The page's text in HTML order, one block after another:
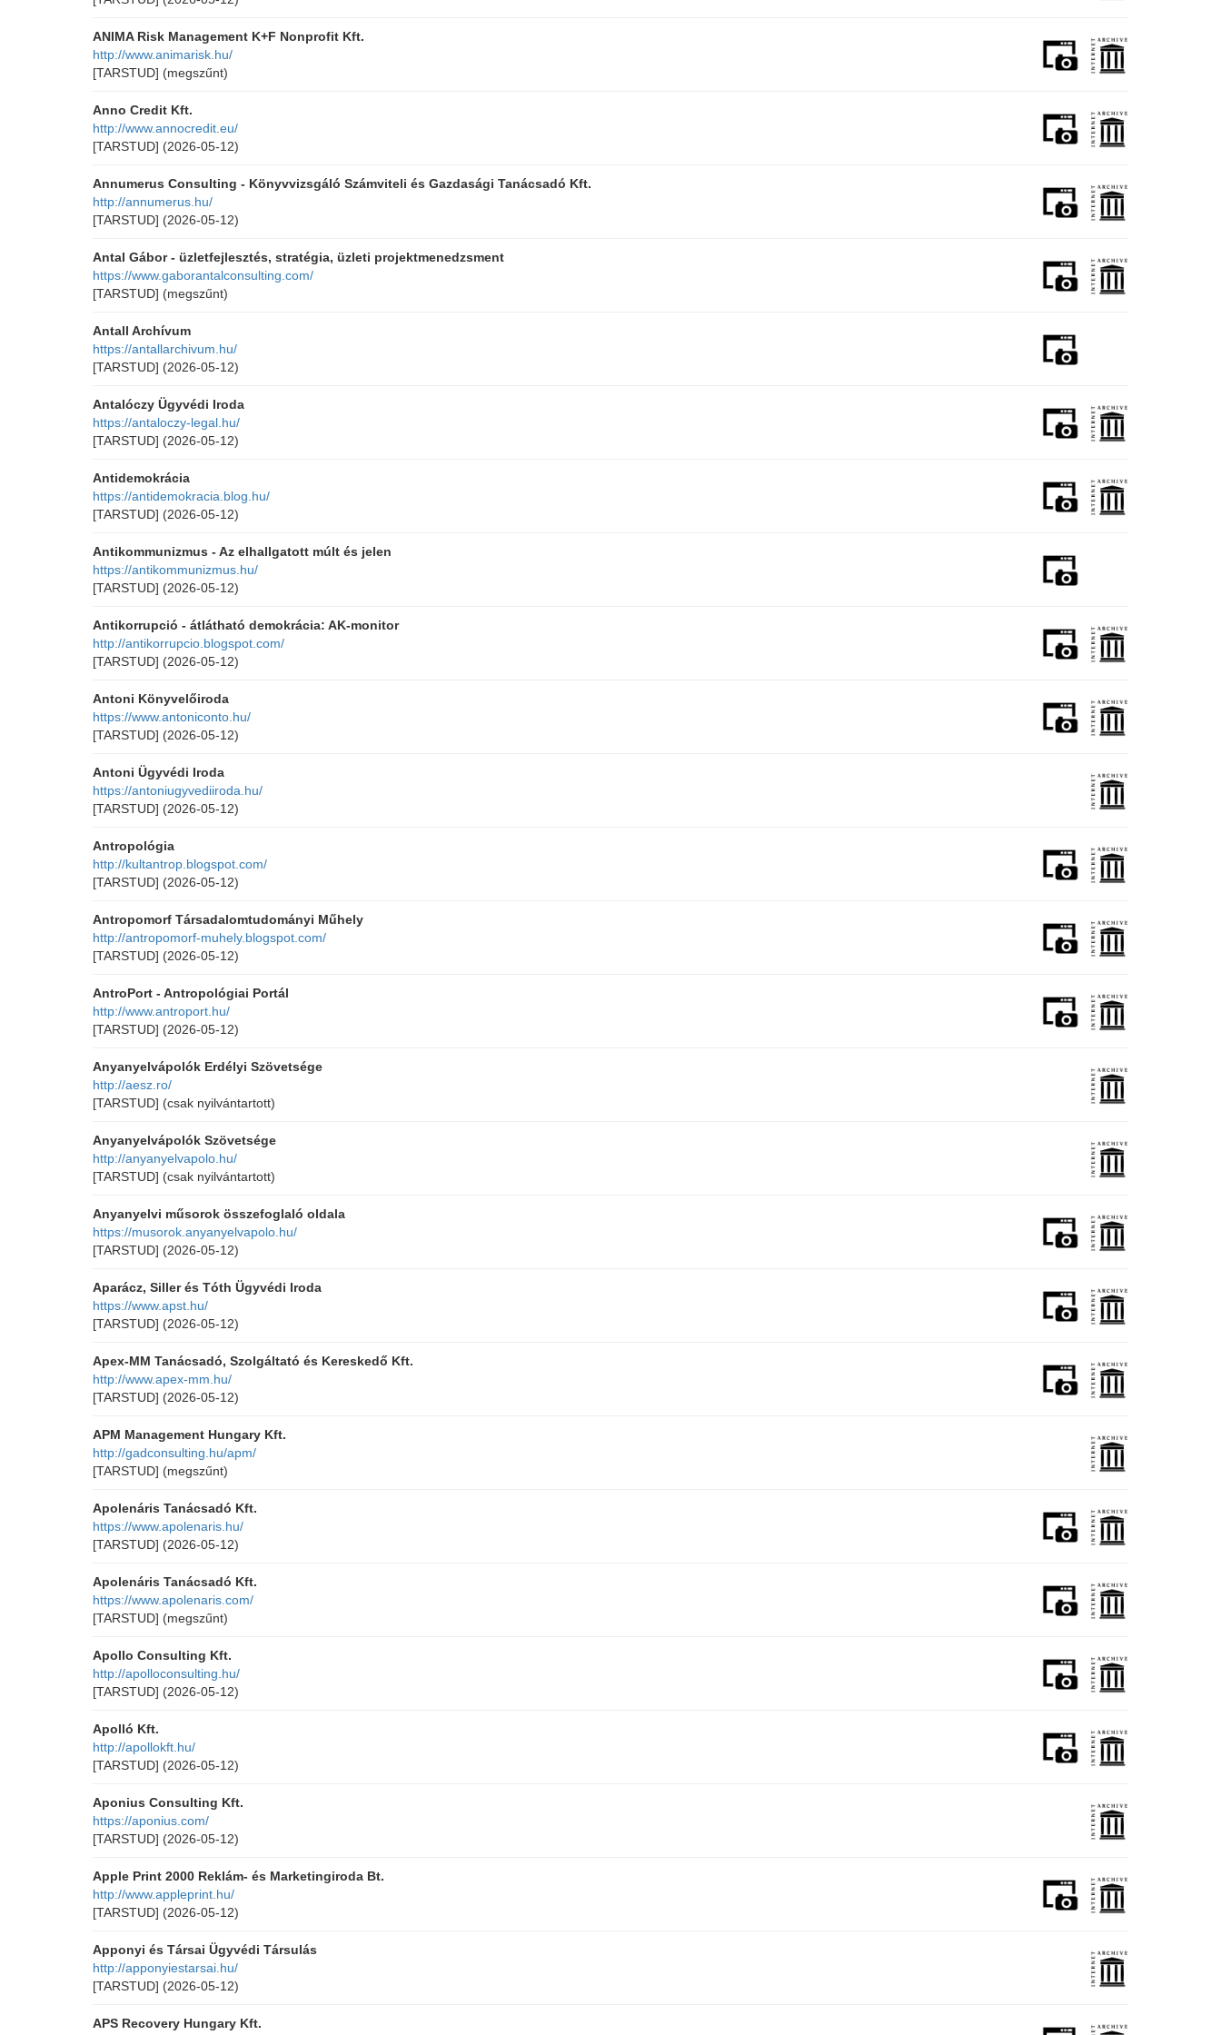
ANIMA Risk Management K+F Nonprofit Kft.
http://www.animarisk.hu/
[TARSTUD] (megszűnt)
Anno Credit Kft.
http://www.annocredit.eu/
[TARSTUD] (2026-05-12)
Annumerus Consulting - Könyvvizsgáló Számviteli és Gazdasági Tanácsadó Kft.
http://annumerus.hu/
[TARSTUD] (2026-05-12)
Antal Gábor - üzletfejlesztés, stratégia, üzleti projektmenedzsment
https://www.gaborantalconsulting.com/
[TARSTUD] (megszűnt)
Antall Archívum
https://antallarchivum.hu/
[TARSTUD] (2026-05-12)
Antalóczy Ügyvédi Iroda
https://antaloczy-legal.hu/
[TARSTUD] (2026-05-12)
Antidemokrácia
https://antidemokracia.blog.hu/
[TARSTUD] (2026-05-12)
Antikommunizmus - Az elhallgatott múlt és jelen
https://antikommunizmus.hu/
[TARSTUD] (2026-05-12)
Antikorrupció - átlátható demokrácia: AK-monitor
http://antikorrupcio.blogspot.com/
[TARSTUD] (2026-05-12)
Antoni Könyvelőiroda
https://www.antoniconto.hu/
[TARSTUD] (2026-05-12)
Antoni Ügyvédi Iroda
https://antoniugyvediiroda.hu/
[TARSTUD] (2026-05-12)
Antropológia
http://kultantrop.blogspot.com/
[TARSTUD] (2026-05-12)
Antropomorf Társadalomtudományi Műhely
http://antropomorf-muhely.blogspot.com/
[TARSTUD] (2026-05-12)
AntroPort - Antropológiai Portál
http://www.antroport.hu/
[TARSTUD] (2026-05-12)
Anyanyelvápolók Erdélyi Szövetsége
http://aesz.ro/
[TARSTUD] (csak nyilvántartott)
Anyanyelvápolók Szövetsége
http://anyanyelvapolo.hu/
[TARSTUD] (csak nyilvántartott)
Anyanyelvi műsorok összefoglaló oldala
https://musorok.anyanyelvapolo.hu/
[TARSTUD] (2026-05-12)
Aparácz, Siller és Tóth Ügyvédi Iroda
https://www.apst.hu/
[TARSTUD] (2026-05-12)
Apex-MM Tanácsadó, Szolgáltató és Kereskedő Kft.
http://www.apex-mm.hu/
[TARSTUD] (2026-05-12)
APM Management Hungary Kft.
http://gadconsulting.hu/apm/
[TARSTUD] (megszűnt)
Apolenáris Tanácsadó Kft.
https://www.apolenaris.hu/
[TARSTUD] (2026-05-12)
Apolenáris Tanácsadó Kft.
https://www.apolenaris.com/
[TARSTUD] (megszűnt)
Apollo Consulting Kft.
http://apolloconsulting.hu/
[TARSTUD] (2026-05-12)
Apolló Kft.
http://apollokft.hu/
[TARSTUD] (2026-05-12)
Aponius Consulting Kft.
https://aponius.com/
[TARSTUD] (2026-05-12)
Apple Print 2000 Reklám- és Marketingiroda Bt.
http://www.appleprint.hu/
[TARSTUD] (2026-05-12)
Apponyi és Társai Ügyvédi Társulás
http://apponyiestarsai.hu/
[TARSTUD] (2026-05-12)
APS Recovery Hungary Kft.